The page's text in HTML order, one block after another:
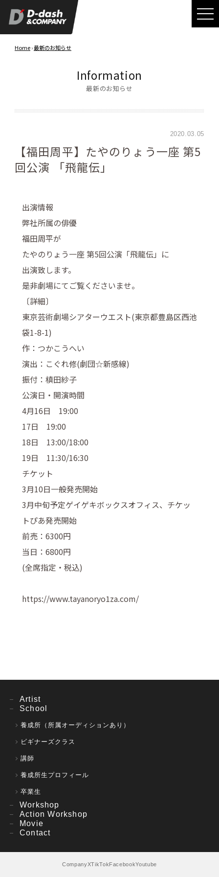
Home›最新のお知らせ
Information
最新のお知らせ
2020.03.05
【福田周平】たやのりょう一座 第5
回公演 「飛龍伝」
出演情報
弊社所属の俳優
福田周平が
たやのりょう一座 第5回公演「飛龍伝」に
出演致します。
是非劇場にてご覧くださいませ。
〔詳細〕
東京芸術劇場シアターウエスト(東京都豊島区西池
袋1-8-1)
作：つかこうへい
演出：こぐれ修(劇団☆新感線)
振付：槙田紗子
公演日・開演時間
4月16日 19:00
17日 19:00
18日 13:00/18:00
19日 11:30/16:30
チケット
3月10日一般発売開始
3月中旬予定ゲイゲキボックスオフィス、チケッ
トぴあ発売開始
前売：6300円
当日：6800円
(全席指定・税込)
https://www.tayanoryo1za.com/
Artist
School
養成所（所属オーディションあり）
ビギナーズクラス
講師
養成所生プロフィール
卒業生
Workshop
Action Workshop
Movie
Contact
CompanyXTikTokFacebookYoutube